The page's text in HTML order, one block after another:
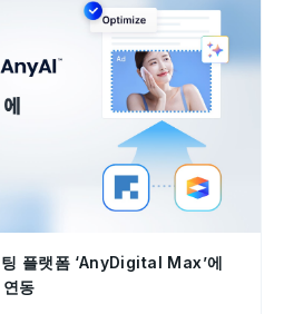
플랫폼 ‘AnyDigital Max’에
동